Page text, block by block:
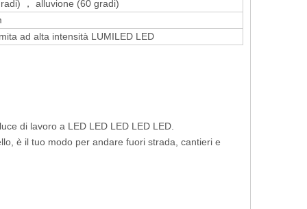
， alluvione (60 gradi)
ad alta intensità LUMILED LED
di lavoro a LED LED LED LED LED.
è il tuo modo per andare fuori strada, cantieri e